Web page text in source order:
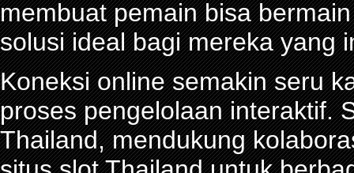
membuat pemain bisa
solusi ideal bagi mereka yang
Koneksi online semakin seru
proses pengelolaan interaktif.
Thailand, mendukung